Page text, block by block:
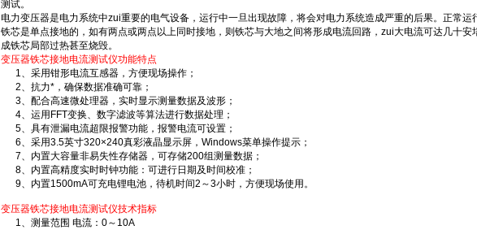
测试。
电力变压器是电力系统中zui重要的电气设备，运行中一旦出现故障，将会对电力系统造成严重的后果。正常运
铁芯是单点接地的，如有两点或两点以上同时接地，则铁芯与大地之间将形成电流回路，zui大电流可达几十安
成铁芯局部过热甚至烧毁。
变压器铁芯接地电流测试仪功能特点
1、采用钳形电流互感器，方便现场操作；
2、抗力*，确保数据准确可靠；
3、配合高速微处理器，实时显示测量数据及波形；
4、运用FFT变换、数字滤波等算法进行数据处理；
5、具有泄漏电流超限报警功能，报警电流可设置；
6、采用3.5英寸320×240真彩液晶显示屏，Windows菜单操作提示；
7、内置大容量非易失性存储器，可存储200组测量数据；
8、内置高精度实时时钟功能：可进行日期及时间校准；
9、内置1500mA可充电锂电池，待机时间2～3小时，方便现场使用。
变压器铁芯接地电流测试仪技术指标
1、测量范围 电流：0～10A